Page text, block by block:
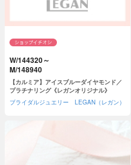
W/144320～
M/148940
【カルミア】アイスブルーダイヤモンド／
プラチナリング《レガンオリジナル》
ブライダルジュエリー LEGAN（レガン）